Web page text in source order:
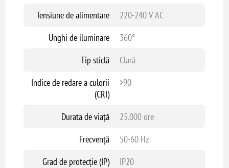
Tensiune de alimentare
220-240 V AC
Unghi de iluminare
360°
Tip sticlă
Clară
Indice de redare a culorii
(CRI)
>90
Durata de viață
25.000 ore
Frecvență
50-60 Hz
Grad de protecție (IP)
IP20